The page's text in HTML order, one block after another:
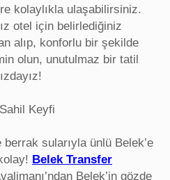
kolaylıkla ulaşabilirsiniz.
otel için belirlediğiniz
alıp, konforlu bir şekilde
olun, unutulmaz bir tatil
Keyfi
sularıyla ünlü Belek’e
Belek Transfer
Belek’in gözde